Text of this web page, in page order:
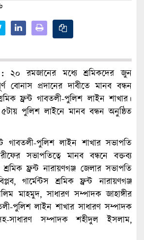
২০ রমজানের মধ্যে শ্রমিকদের জুন
বোনাস প্রদানের দাবীতে মানব বন্ধন
ফ্রন্ট গাবতলী-পুলিশ লাইন শাখার।
পুলিশ লাইনে মানব বন্ধন অনুষ্ঠিত
গাবতলী-পুলিশ লাইন শাখার সভাপতি
সভাপতিত্বে মানব বন্ধনে বক্তব্য
শ্রমিক ফ্রন্ট নারায়ণগঞ্জ জেলার সভাপতি
গার্মেন্টস শ্রমিক ফ্রন্ট নারায়ণগঞ্জ
মাহমুদ, সাধারণ সম্পাদক জাহাঙ্গীর
পুলিশ লাইন শাখার সাধারণ সম্পাদক
সাধারণ সম্পাদক শহীদুল ইসলাম,